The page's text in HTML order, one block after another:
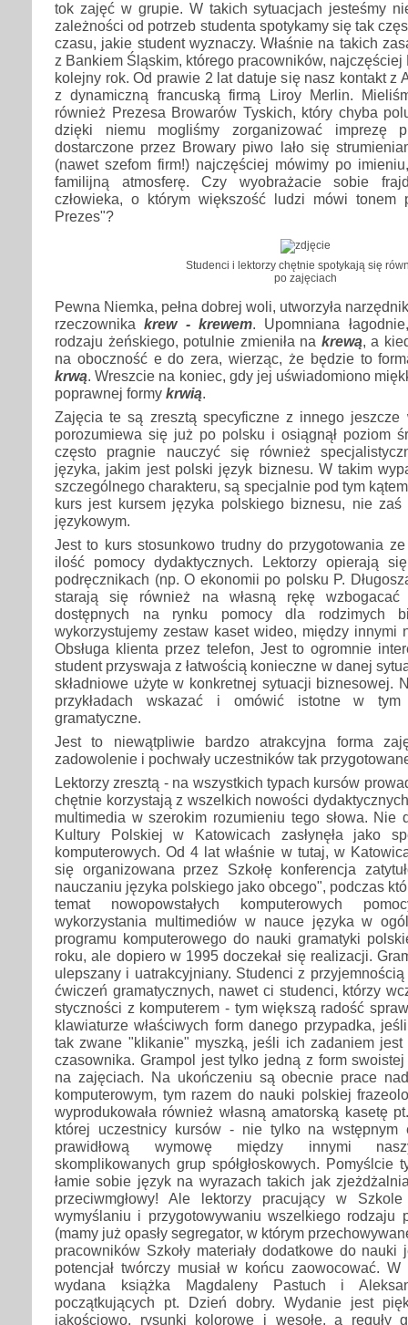
tok zajęć w grupie. W takich sytuacjach jesteśmy
zależności od potrzeb studenta spotykamy się tak
czasu, jakie student wyznaczy. Właśnie na takich
z Bankiem Śląskim, którego pracowników,
kolejny rok. Od prawie 2 lat datuje się nasz kontakt z
z dynamiczną francuską firmą Liroy Merlin.
również Prezesa Browarów Tyskich, który chyba
dzięki niemu mogliśmy zorganizować imprezę
dostarczone przez Browary piwo lało się
(nawet szefom firm!) najczęściej mówimy po
familijną atmosferę. Czy wyobrażacie sobie
człowieka, o którym większość ludzi mówi tonem
Prezes"?
Studenci i lektorzy chętnie spotykają się
po zajęciach
Pewna Niemka, pełna dobrej woli, utworzyła
rzeczownikakrew - krewem. Upomniana
rodzaju żeńskiego, potulnie zmieniła na krewą, a
na oboczność e do zera, wierząc, że będzie to
krwą. Wreszcie na koniec, gdy jej uświadomiono
poprawnej formy krwią.
Zajęcia te są zresztą specyficzne z innego jeszcze
porozumiewa się już po polsku i osiągnął poziom
często pragnie nauczyć się również
języka, jakim jest polski język biznesu. W takim
szczególnego charakteru, są specjalnie pod tym
kurs jest kursem języka polskiego biznesu, nie zaś
językowym.
Jest to kurs stosunkowo trudny do przygotowania
ilość pomocy dydaktycznych. Lektorzy opierają
podręcznikach (np. O ekonomii po polsku P.
starają się również na własną rękę
dostępnych na rynku pomocy dla rodzimych
wykorzystujemy zestaw kaset wideo, między innymi
Obsługa klienta przez telefon, Jest to ogromnie
student przyswaja z łatwością konieczne w danej
składniowe użyte w konkretnej sytuacji biznesowej.
przykładach wskazać i omówić istotne w tym
gramatyczne.
Jest to niewątpliwie bardzo atrakcyjna forma
zadowolenie i pochwały uczestników tak
Lektorzy zresztą - na wszystkich typach kursów
chętnie korzystają z wszelkich nowości
multimedia w szerokim rozumieniu tego słowa. Nie
Kultury Polskiej w Katowicach zasłynęła jako
komputerowych. Od 4 lat właśnie w tutaj, w
się organizowana przez Szkołę konferencja
nauczaniu języka polskiego jako obcego", podczas
temat nowopowstałych komputerowych
wykorzystania multimediów w nauce języka w
programu komputerowego do nauki gramatyki
roku, ale dopiero w 1995 doczekał się realizacji.
ulepszany i uatrakcyjniany. Studenci z
ćwiczeń gramatycznych, nawet ci studenci, którzy
styczności z komputerem - tym większą radość
klawiaturze właściwych form danego przypadka,
tak zwane "klikanie" myszką, jeśli ich zadaniem jest
czasownika. Grampol jest tylko jedną z form
na zajęciach. Na ukończeniu są obecnie prace
komputerowym, tym razem do nauki polskiej
wyprodukowała również własną amatorską kasetę
której uczestnicy kursów - nie tylko na
prawidłową wymowę między innymi
skomplikowanych grup spółgłoskowych. Pomyślcie
łamie sobie język na wyrazach takich jak
przeciwmgłowy! Ale lektorzy pracujący w
wymyślaniu i przygotowywaniu wszelkiego rodzaju
(mamy już opasły segregator, w którym
pracowników Szkoły materiały dodatkowe do nauki
potencjał twórczy musiał w końcu zaowocować. W
wydana książka Magdaleny Pastuch i
początkujących pt. Dzień dobry. Wydanie jest
jakościowo, rysunki kolorowe i wesołe, a reguły